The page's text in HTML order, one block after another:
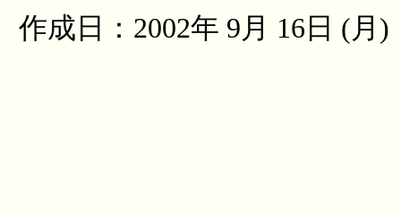
作成日：2002年 9月 16日 (